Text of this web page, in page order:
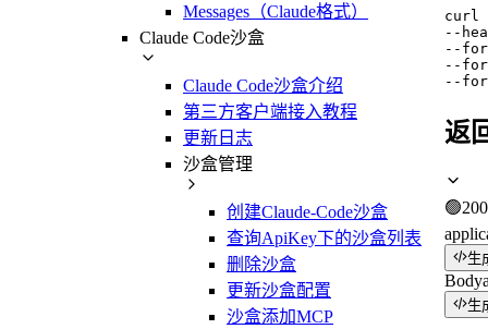
Messages（Claude格式）
Claude Code沙盒
Claude Code沙盒介绍
第三方客户端接入教程
更新日志
沙盒管理
创建Claude-Code沙盒
查询ApiKey下的沙盒列表
删除沙盒
更新沙盒配置
沙盒添加MCP
curl
--
--
--
--
返
🟢200
生
Body
生